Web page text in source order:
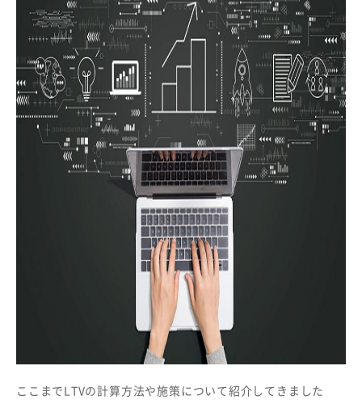
ここまでLTVの計算方法や施策について紹介してきました